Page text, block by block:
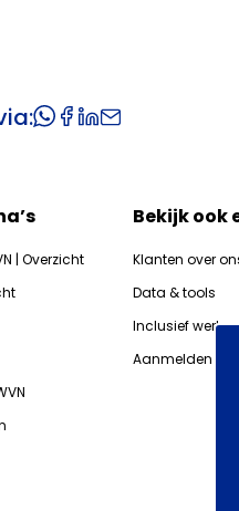
| Overzicht
Bekijk ook
Klanten over
Data & tools
Inclusief
Aanmelden